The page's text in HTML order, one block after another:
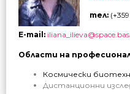
тел:
E-mail:
Области на
Космически
Дистанционни